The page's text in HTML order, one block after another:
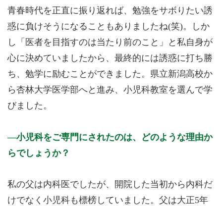
青春時代を正直に振り返れば、勉強をサボりたい誘
惑に負けそうになることもありましたね(笑)。しか
し「医者を目指すのは当たり前のこと」と私自身が
心に決めていましたから、最終的には誘惑に打ち勝
ち、勉学に励むことができました。県立新潟高校か
ら杏林大学医学部へと進み、小児科教室を選んで学
びました。
小児科をご専門にされたのは、どのような理由か
らでしょうか？
私の父は内科医でしたが、開院した当初から内科だ
けでなく小児科も標榜していました。父は大正5年